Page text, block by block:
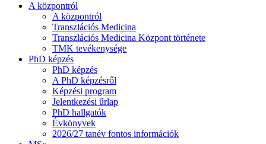
A központról
A központról
Transzlációs Medicina
Transzlációs Medicina Központ története
TMK tevékenysége
PhD képzés
PhD képzés
A PhD képzésről
Képzési program
Jelentkezési űrlap
PhD hallgatók
Évkönyvek
2026/27 tanév fontos információk